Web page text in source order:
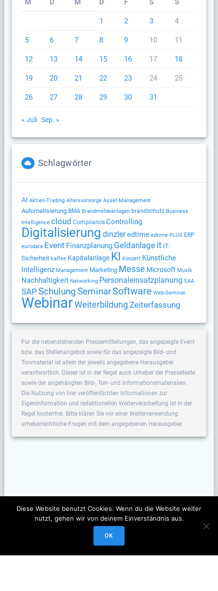
M D M D F S S
1 2 3 4
5 6 7 8 9 10 11
12 13 14 15 16 17 18
19 20 21 22 23 24 25
26 27 28 29 30 31
« Juli Sep. »
Schlagwörter
AI Aktien-Trading Altersvorsorge Asset-Management
Automatisierung BMA Brandmeldeanlagen brandschutz Business
Intelligence cloud Compliance Controlling
Digitalisierung dinzleredtime edtime PLUS ERP
eurodata Event Finanzplanung Geldanlage it IT-
Sicherheit kaffee Kapitalanlage KI Konzert Künstliche
Intelligenz Management Marketing Messe Microsoft Musik
Nachhaltigkeit Networking Personaleinsatzplanung SAA
SAP SchulungSeminarSoftware Web-Seminar
WebinarWeiterbildung Zeiterfassung
Für die nebenstehenden Pressemitteilungen, das angezeigte Event
bzw. das Stellenangebot sowie für das angezeigte Bild- und
Tonmaterial ist allein der jeweils angegebene Herausgeber
verantwortlich. Dieser ist in der Regel auch Urheber der Pressetexte
sowie der angehängten Bild-, Ton- und Informationsmaterialien.
Die Nutzung von hier veröffentlichten Informationen zur
Eigeninformation und redaktionellen Weiterverarbeitung ist in der
Regel kostenfrei. Bitte klären Sie vor einer Weiterverwendung
urheberrechtliche Fragen mit dem angegebenen Herausgeber.
Diese Website benutzt Cookies. Wenn du die Website weiter
nutzt, gehen wir von deinem Einverständnis aus.
OK